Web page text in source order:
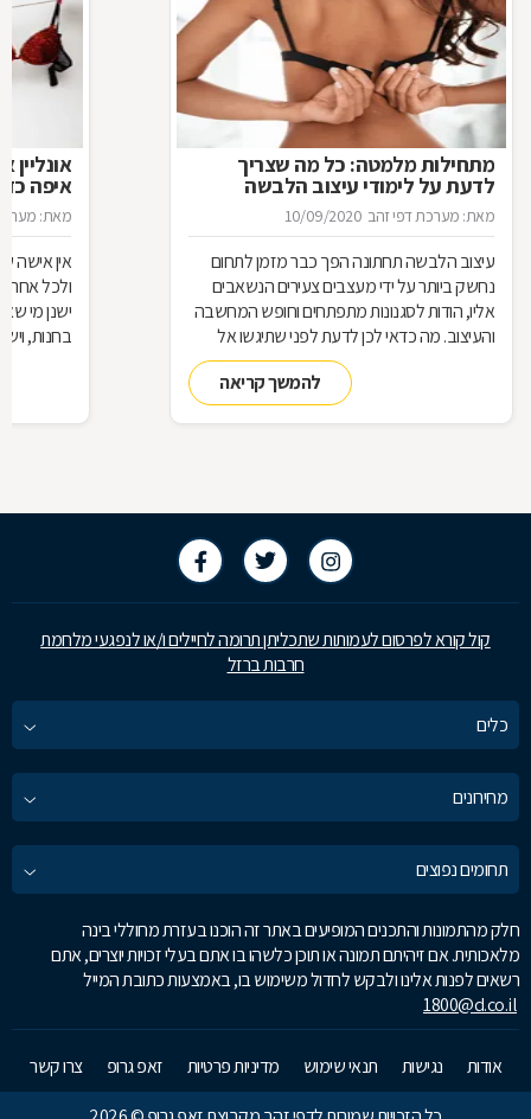
מתחילות מלמטה: כל מה שצריך
לדעת על לימודי עיצוב הלבשה
תחתונה
מאת: מערכת דפי זהב 10/09/2020
עיצוב הלבשה תחתונה הפך כבר מזמן לתחום
נחשק ביותר על ידי מעצבים צעירים הנשאבים
אליו, הודות לסגנונות מתפתחים וחופש המחשבה
והעיצוב. מה כדאי לכן לדעת לפני שתיגשו אל
להמשך קריאה
אונליין
איפה
מאת:
אין אישה
ולכל אחת
ישנן מי
בחנות,
קול קורא לפרסום לעמותות שתכליתן תרומה לחיילים ו/או לנפגעי מלחמת
חרבות ברזל
כלים
מחירונים
תחומים נפוצים
חלק מהתמונות והתכנים המופיעים באתר זה הוכנו בעזרת מחוללי בינה
מלאכותית. אם זיהיתם תמונה או תוכן כלשהו בו אתם בעלי זכויות יוצרים, אתם
רשאים לפנות אלינו ולבקש לחדול משימוש בו, באמצעות כתובת המייל
1800@d.co.il
אודות נגישות תנאי שימוש מדיניות פרטיות זאפ גרופ
צרו קשר